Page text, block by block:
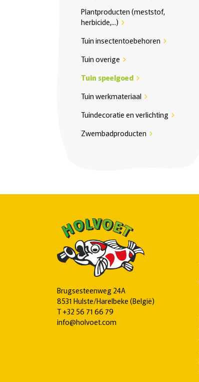
Plantproducten (meststof,
herbicide,...) chevron_right
Tuin insectentoebehoren chevron_right
Tuin overige chevron_right
Tuin speelgoed chevron_right
Tuin werkmateriaal chevron_right
Tuindecoratie en verlichting chevron_right
Zwembadproducten chevron_right
Brugsesteenweg 24A
8531 Hulste/Harelbeke (België)
T+32 56 71 66 79
info@holvoet.com